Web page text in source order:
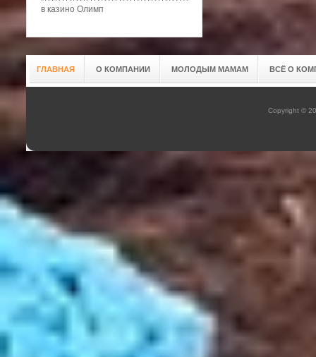
в казино Олимп
ГЛАВНАЯ О КОМПАНИИ МОЛОДЫМ МАМАМ ВСЁ О
Copyright ©